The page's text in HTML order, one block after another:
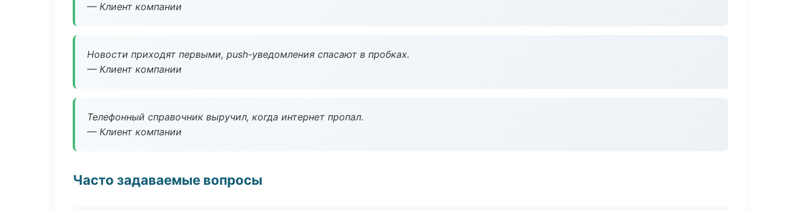
— Клиент компании
Новости приходят первыми, push-уведомления спасают в пробках.
— Клиент компании
Телефонный справочник выручил, когда интернет пропал.
— Клиент компании
Часто задаваемые вопросы